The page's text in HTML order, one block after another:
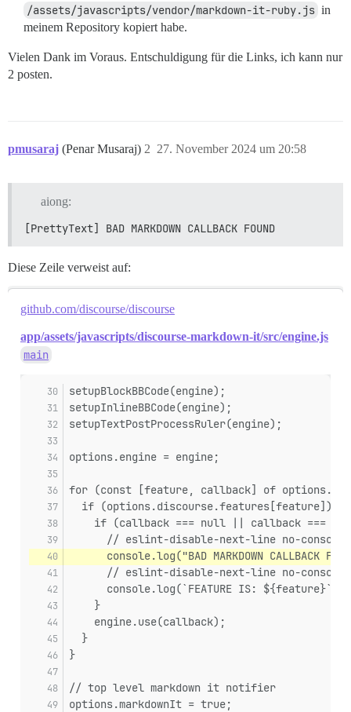
/assets/javascripts/vendor/markdown-it-ruby.js in
meinem Repository kopiert habe.
Vielen Dank im Voraus. Entschuldigung für die Links, ich kann nur
2 posten.
pmusaraj (Penar Musaraj) 27. November 2024 um 20:58
2
aiong:
[PrettyText] BAD MARKDOWN CALLBACK FOUND
Diese Zeile verweist auf:
github.com/discourse/discourse
app/assets/javascripts/discourse-markdown-it/src/engine.js
main
setupBlockBBCode(engine);
setupInlineBBCode(engine);
setupTextPostProcessRuler(engine);
options.engine = engine;
for (const [feature, callback] of
  if (options.discourse.features[feature]) {
if (callback === null || callback ===
      // eslint-disable-next-line no-console
console.log("BAD MARKDOWN CALLBACK
      // eslint-disable-next-line no-console
      console.log(`FEATURE IS: ${feature}`);
    }
    engine.use(callback);
  }
}
// top level markdown it notifier
options.markdownIt = true;